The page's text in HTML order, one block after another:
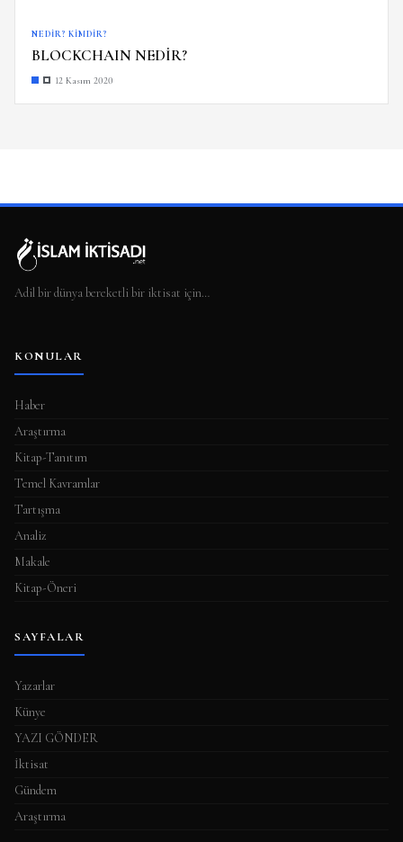
NEDIR? KIMDIR?
BLOCKCHAIN NEDİR?
12 Kasım 2020
Adil bir dünya bereketli bir iktisat için…
KONULAR
Haber
Araştırma
Kitap-Tanıtım
Temel Kavramlar
Tartışma
Analiz
Makale
Kitap-Öneri
SAYFALAR
Yazarlar
Künye
YAZI GÖNDER
İktisat
Gündem
Araştırma